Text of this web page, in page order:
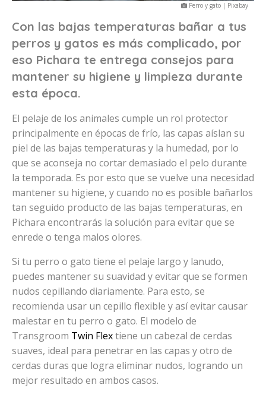
Perro y gato | Pixabay
Con las bajas temperaturas bañar a tus
perros y gatos es más complicado, por
eso Pichara te entrega consejos para
mantener su higiene y limpieza durante
esta época.
El pelaje de los animales cumple un rol protector
principalmente en épocas de frío, las capas aíslan su
piel de las bajas temperaturas y la humedad, por lo
que se aconseja no cortar demasiado el pelo durante
la temporada. Es por esto que se vuelve una necesidad
mantener su higiene, y cuando no es posible bañarlos
tan seguido producto de las bajas temperaturas, en
Pichara encontrarás la solución para evitar que se
enrede o tenga malos olores.
Si tu perro o gato tiene el pelaje largo y lanudo,
puedes mantener su suavidad y evitar que se formen
nudos cepillando diariamente. Para esto, se
recomienda usar un cepillo flexible y así evitar causar
malestar en tu perro o gato. El modelo de
Transgroom Twin Flextiene un cabezal de cerdas
suaves, ideal para penetrar en las capas y otro de
cerdas duras que logra eliminar nudos, logrando un
mejor resultado en ambos casos.